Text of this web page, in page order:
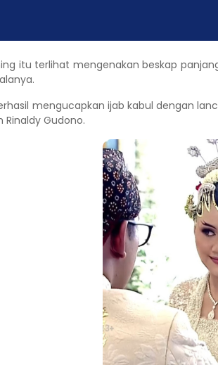
itu terlihat mengenakan beskap
mengucapkan ijab kabul dengan
Rinaldy Gudono.